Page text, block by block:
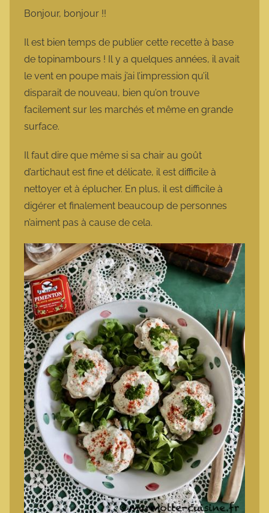
o
t
t
e
Bonjour, bonjour !!
Il est bien temps de publier cette recette à base
de topinambours ! Il y a quelques années, il avait
le vent en poupe mais j’ai l’impression qu’il
disparait de nouveau, bien qu’on trouve
facilement sur les marchés et même en grande
surface.
Il faut dire que même si sa chair au goût
d’artichaut est fine et délicate, il est difficile à
nettoyer et à éplucher. En plus, il est difficile à
digérer et finalement beaucoup de personnes
n’aiment pas à cause de cela.